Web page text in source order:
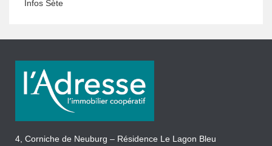
Infos Sète
4, Corniche de Neuburg – Résidence Le Lagon Bleu